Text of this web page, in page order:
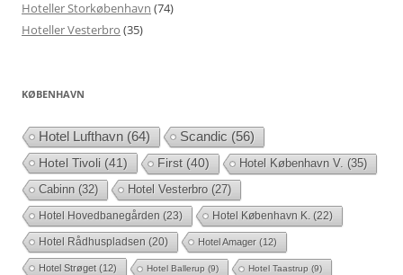
Hoteller Storkøbenhavn (74)
Hoteller Vesterbro (35)
KØBENHAVN
Hotel Lufthavn (64) Scandic (56)
Hotel Tivoli (41) First (40) Hotel København V. (35)
Cabinn (32) Hotel Vesterbro (27)
Hotel Hovedbanegården (23) Hotel København K. (22)
Hotel Rådhuspladsen (20) Hotel Amager (12)
Hotel Strøget (12) Hotel Ballerup (9) Hotel Taastrup (9)